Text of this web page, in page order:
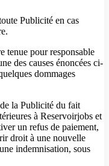
Publicité en cas
tenue pour responsable
des causes énoncées ci-
dommages
la Publicité du fait
à Reservoirjobs et
un refus de paiement,
droit à une nouvelle
indemnisation, sous